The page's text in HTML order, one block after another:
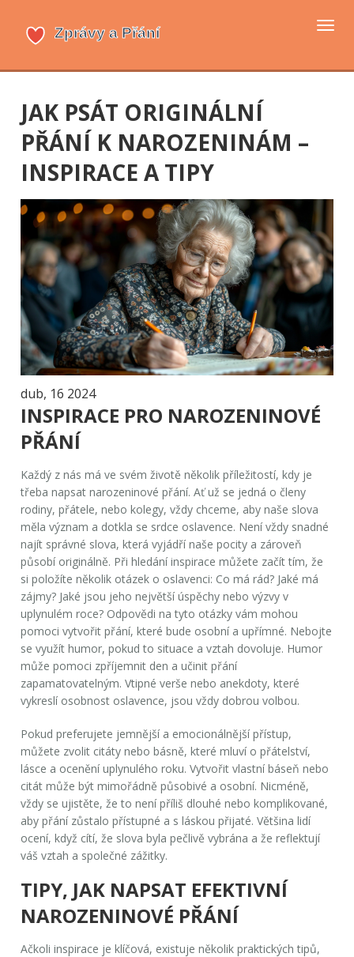
JAK PSÁT ORIGINÁLNÍ
PŘÁNÍ K NAROZENINÁM –
INSPIRACE A TIPY
dub, 16 2024
INSPIRACE PRO NAROZENINOVÉ
PŘÁNÍ
Každý z nás má ve svém životě několik příležitostí, kdy je
třeba napsat narozeninové přání. Ať už se jedná o členy
rodiny, přátele, nebo kolegy, vždy chceme, aby naše slova
měla význam a dotkla se srdce oslavence. Není vždy snadné
najít správné slova, která vyjádří naše pocity a zároveň
působí originálně. Při hledání inspirace můžete začít tím, že
si položíte několik otázek o oslavenci: Co má rád? Jaké má
zájmy? Jaké jsou jeho největší úspěchy nebo výzvy v
uplynulém roce? Odpovědi na tyto otázky vám mohou
pomoci vytvořit přání, které bude osobní a upřímné. Nebojte
se využít humor, pokud to situace a vztah dovoluje. Humor
může pomoci zpříjemnit den a učinit přání
zapamatovatelným. Vtipné verše nebo anekdoty, které
vykreslí osobnost oslavence, jsou vždy dobrou volbou.
Pokud preferujete jemnější a emocionálnější přístup,
můžete zvolit citáty nebo básně, které mluví o přátelství,
lásce a ocenění uplynulého roku. Vytvořit vlastní báseň nebo
citát může být mimořádně působivé a osobní. Nicméně,
vždy se ujistěte, že to není příliš dlouhé nebo komplikované,
aby přání zůstalo přístupné a s láskou přijaté. Většina lidí
ocení, když cítí, že slova byla pečlivě vybrána a že reflektují
váš vztah a společné zážitky.
TIPY, JAK NAPSAT EFEKTIVNÍ
NAROZENINOVÉ PŘÁNÍ
Ačkoli inspirace je klíčová, existuje několik praktických tipů,